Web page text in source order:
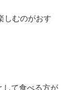
しむのがおす
して食べる方が